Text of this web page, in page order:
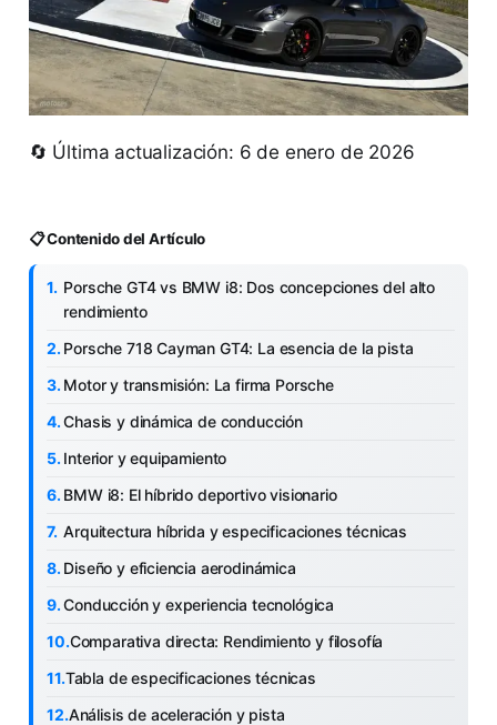
🔄 Última actualización: 6 de enero de 2026
📋 Contenido del Artículo
Porsche GT4 vs BMW i8: Dos concepciones del alto
rendimiento
Porsche 718 Cayman GT4: La esencia de la pista
Motor y transmisión: La firma Porsche
Chasis y dinámica de conducción
Interior y equipamiento
BMW i8: El híbrido deportivo visionario
Arquitectura híbrida y especificaciones técnicas
Diseño y eficiencia aerodinámica
Conducción y experiencia tecnológica
Comparativa directa: Rendimiento y filosofía
Tabla de especificaciones técnicas
Análisis de aceleración y pista